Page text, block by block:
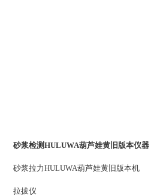
砂浆检测HULUWA葫芦娃黄旧版本仪器
砂浆拉力HULUWA葫芦娃黄旧版本机
拉拔仪